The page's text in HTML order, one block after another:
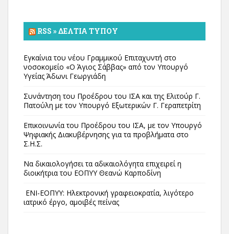
RSS » ΔΕΛΤΊΑ ΤΎΠΟΥ
Εγκαίνια του νέου Γραμμικού Επιταχυντή στο
νοσοκομείο «Ο Άγιος Σάββας» από τον Υπουργό
Υγείας Άδωνι Γεωργιάδη
Συνάντηση του Προέδρου του ΙΣΑ και της Ελιτούρ Γ.
Πατούλη με τον Υπουργό Εξωτερικών Γ. Γεραπετρίτη
Επικοινωνία του Προέδρου του ΙΣΑ, με τον Υπουργό
Ψηφιακής Διακυβέρνησης για τα προβλήματα στο
Σ.Η.Σ.
Να δικαιολογήσει τα αδικαιολόγητα επιχειρεί η
διοικήτρια του ΕΟΠΥΥ Θεανώ Καρποδίνη
ΕΝΙ-ΕΟΠΥΥ: Ηλεκτρονική γραφειοκρατία, λιγότερο
ιατρικό έργο, αμοιβές πείνας